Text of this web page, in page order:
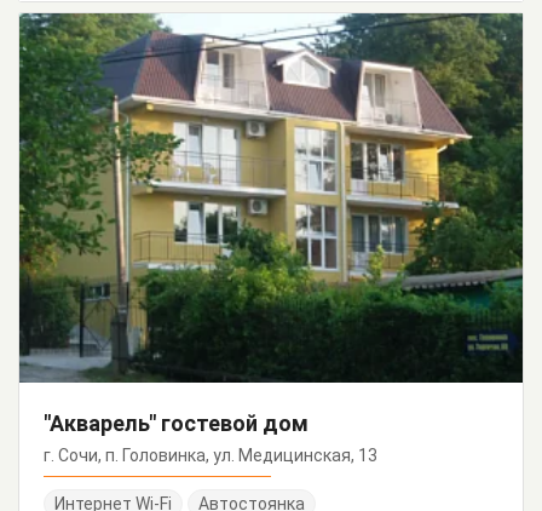
"Акварель" гостевой дом
г. Сочи, п. Головинка, ул. Медицинская, 13
Интернет Wi-Fi Автостоянка